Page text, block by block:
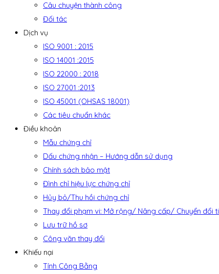
Câu chuyện thành công
Đối tác
Dịch vụ
ISO 9001 : 2015
ISO 14001 :2015
ISO 22000 : 2018
ISO 27001 :2013
ISO 45001 (OHSAS 18001)
Các tiêu chuẩn khác
Điều khoản
Mẫu chứng chỉ
Dấu chứng nhận – Hướng dẫn sử dụng
Chính sách bảo mật
Đình chỉ hiệu lực chứng chỉ
Hủy bỏ/Thu hồi chứng chỉ
Thay đổi phạm vi: Mở rộng/ Nâng cấp/ Chuyển đổi
Lưu trữ hồ sơ
Công văn thay đổi
Khiếu nại
Tính Công Bằng